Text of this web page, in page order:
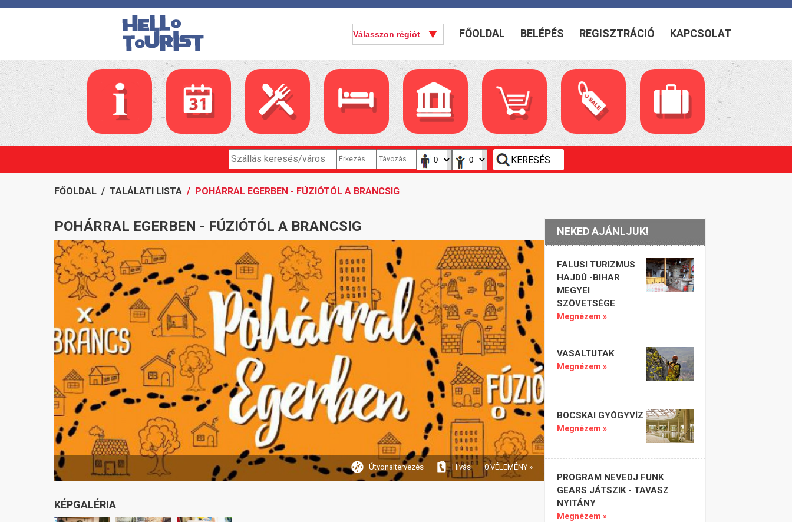
FŐOLDAL BELÉPÉS REGISZTRÁCIÓ KAPCSOLAT
FŐOLDAL / TALÁLATI LISTA / POHÁRRAL EGERBEN - FÚZIÓTÓL A BRANCSIG
POHÁRRAL EGERBEN - FÚZIÓTÓL A BRANCSIG
Útvonaltervezés Hívás 0 VÉLEMÉNY »
KÉPGALÉRIA
NEKED AJÁNLJUK!
FALUSI TURIZMUS
HAJDÚ -BIHAR
MEGYEI
SZÖVETSÉGE
Megnézem »
VASALTUTAK
Megnézem »
BOCSKAI GYÓGYVÍZ
Megnézem »
PROGRAM NEVEDJ FUNK
GEARS JÁTSZIK - TAVASZ
NYITÁNY
Megnézem »